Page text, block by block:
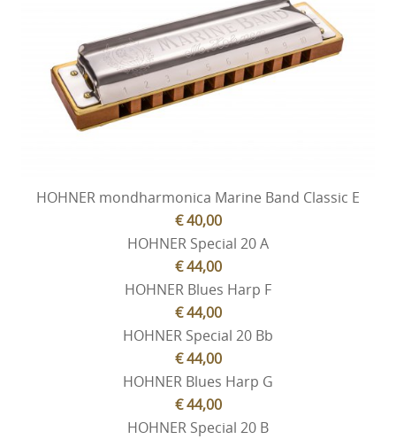
Historiek
HOHNER mondharmonica Marine Band Classic E
€ 40,00
HOHNER Special 20 A
€ 44,00
HOHNER Blues Harp F
€ 44,00
HOHNER Special 20 Bb
€ 44,00
HOHNER Blues Harp G
€ 44,00
HOHNER Special 20 B